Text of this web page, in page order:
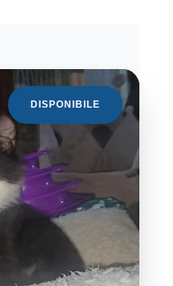
DISPONIBILE